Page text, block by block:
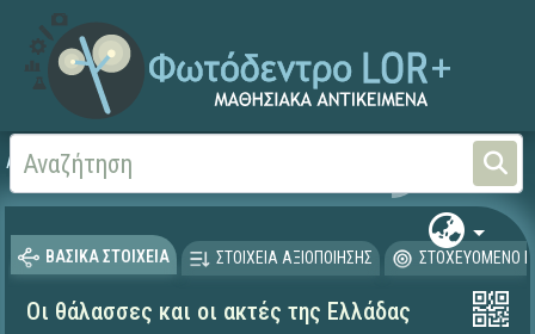
Αρχική ΕΡΓΑ ΙΤΥΕ 1996-2008
ΒΑΣΙΚΑ ΣΤΟΙΧΕΙΑ ΣΤΟΙΧΕΙΑ ΑΞΙΟΠΟΙΗΣΗΣ ΣΤΟΧΕΥΟΜΕΝΟ
Οι θάλασσες και οι ακτές της Ελλάδας